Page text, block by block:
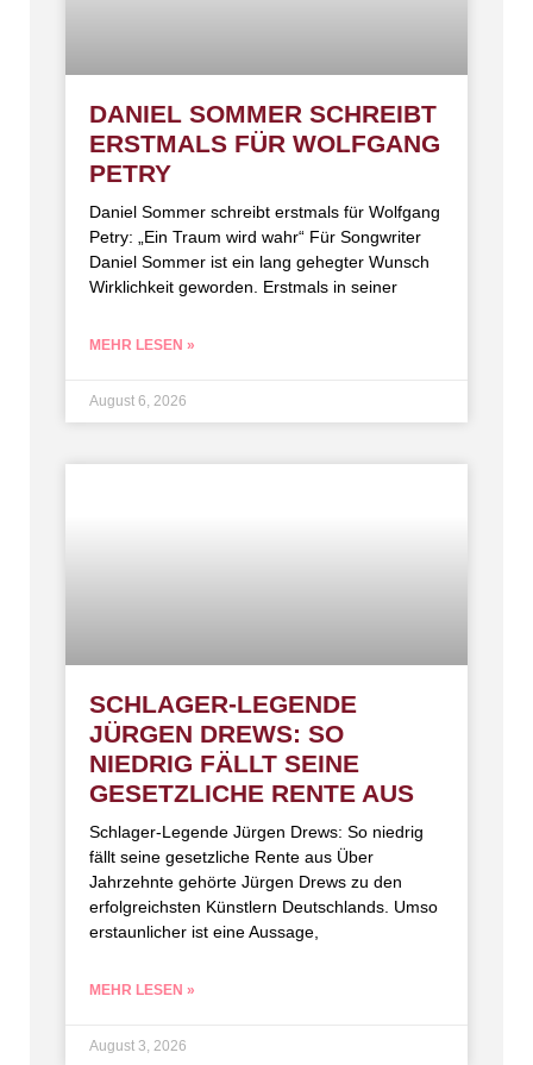
DANIEL SOMMER SCHREIBT
ERSTMALS FÜR WOLFGANG
PETRY
Daniel Sommer schreibt erstmals für Wolfgang
Petry: „Ein Traum wird wahr“ Für Songwriter
Daniel Sommer ist ein lang gehegter Wunsch
Wirklichkeit geworden. Erstmals in seiner
MEHR LESEN »
August 6, 2026
SCHLAGER-LEGENDE
JÜRGEN DREWS: SO
NIEDRIG FÄLLT SEINE
GESETZLICHE RENTE AUS
Schlager-Legende Jürgen Drews: So niedrig
fällt seine gesetzliche Rente aus Über
Jahrzehnte gehörte Jürgen Drews zu den
erfolgreichsten Künstlern Deutschlands. Umso
erstaunlicher ist eine Aussage,
MEHR LESEN »
August 3, 2026